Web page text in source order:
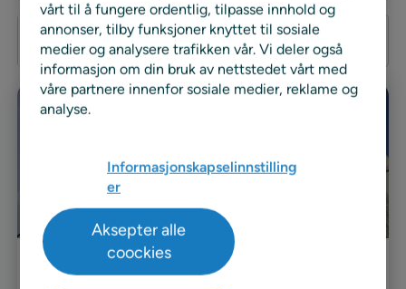
Search
Kasusstudie
vårt til å fungere ordentlig, tilpasse innhold og
annonser, tilby funksjoner knyttet til sosiale
medier og analysere trafikken vår. Vi deler også
informasjon om din bruk av nettstedet vårt med
våre partnere innenfor sosiale medier, reklame og
analyse.
Informasjonskapselinnstilling
er
Aksepter alle
coockies